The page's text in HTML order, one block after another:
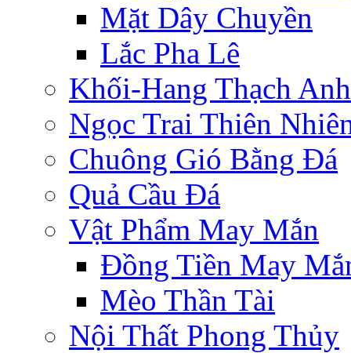
Mặt Dây Chuyền
Lắc Pha Lê
Khối-Hang Thạch Anh
Ngọc Trai Thiên
Chuông Gió Bằng Đá
Quả Cầu Đá
Vật Phẩm May Mắn
Đồng Tiền May
Mèo Thần Tài
Nội Thất Phong Thủy